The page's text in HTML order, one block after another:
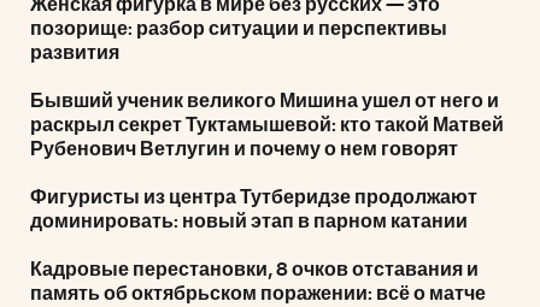
Женская фигурка в мире без русских — это
позорище: разбор ситуации и перспективы
развития
Бывший ученик великого Мишина ушел от него и
раскрыл секрет Туктамышевой: кто такой Матвей
Рубенович Ветлугин и почему о нем говорят
Фигуристы из центра Тутберидзе продолжают
доминировать: новый этап в парном катании
Кадровые перестановки, 8 очков отставания и
память об октябрьском поражении: всё о матче